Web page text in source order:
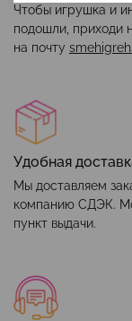
Чтобы игрушка и
подошли, приходи
на почту
Удобная
Мы доставляем
компанию СДЭК.
пункт выдачи.